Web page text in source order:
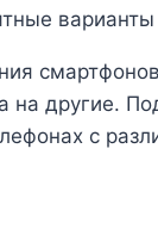
на другие.
с